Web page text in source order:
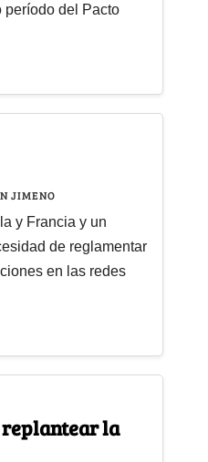
período del Pacto
JIMENO
y Francia y un
de reglamentar
en las redes
la